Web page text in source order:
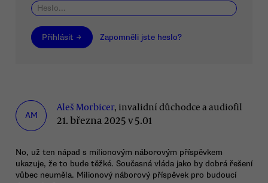
Přihlásit → Zapomněli jste heslo?
AM
Aleš Morbicer, invalidní důchodce a audiofil
21. března 2025 v 5.01
No, už ten nápad s milionovým náborovým příspěvkem
ukazuje, že to bude těžké. Současná vláda jako by dobrá řešení
vůbec neuměla. Milionový náborový příspěvek pro budoucí